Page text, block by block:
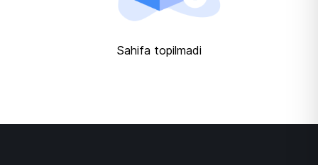
Sahifa topilmadi